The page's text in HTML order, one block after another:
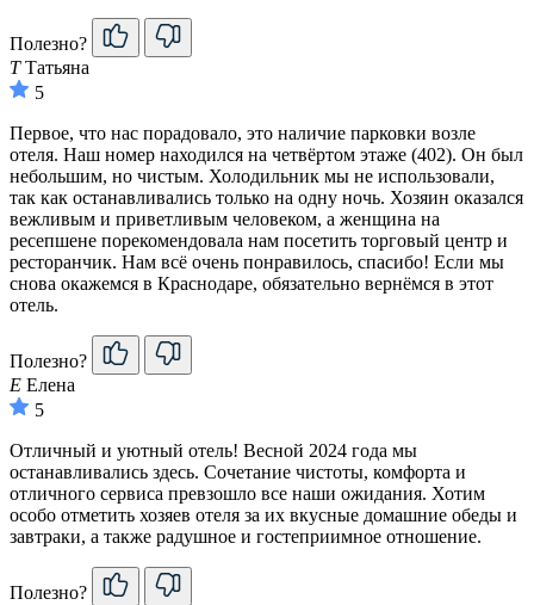
Полезно?
ТТатьяна
5
Первое, что нас порадовало, это наличие парковки возле
отеля. Наш номер находился на четвёртом этаже (402). Он был
небольшим, но чистым. Холодильник мы не использовали,
так как останавливались только на одну ночь. Хозяин оказался
вежливым и приветливым человеком, а женщина на
ресепшене порекомендовала нам посетить торговый центр и
ресторанчик. Нам всё очень понравилось, спасибо! Если мы
снова окажемся в Краснодаре, обязательно вернёмся в этот
отель.
Полезно?
Е Елена
5
Отличный и уютный отель! Весной 2024 года мы
останавливались здесь. Сочетание чистоты, комфорта и
отличного сервиса превзошло все наши ожидания. Хотим
особо отметить хозяев отеля за их вкусные домашние обеды и
завтраки, а также радушное и гостеприимное отношение.
Полезно?